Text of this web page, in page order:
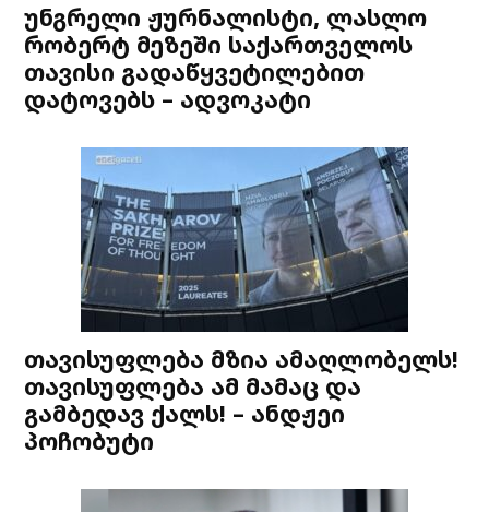
უნგრელი ჟურნალისტი, ლასლო
რობერტ მეზეში საქართველოს
თავისი გადაწყვეტილებით
დატოვებს – ადვოკატი
თავისუფლება მზია ამაღლობელს!
თავისუფლება ამ მამაც და
გამბედავ ქალს! – ანდჟეი
პოჩობუტი